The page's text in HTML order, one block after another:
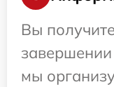
Вы
завершении
мы